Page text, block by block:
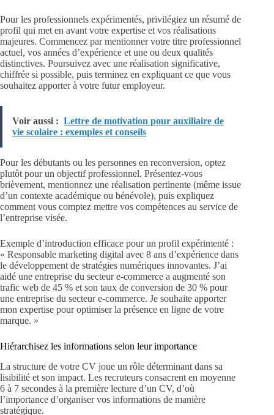
Pour les professionnels expérimentés, privilégiez un résumé de
profil qui met en avant votre expertise et vos réalisations
majeures. Commencez par mentionner votre titre professionnel
actuel, vos années d’expérience et une ou deux qualités
distinctives. Poursuivez avec une réalisation significative,
chiffrée si possible, puis terminez en expliquant ce que vous
souhaitez apporter à votre futur employeur.
Voir aussi : Lettre de motivation pour auxiliaire de
vie scolaire : exemples et conseils
Pour les débutants ou les personnes en reconversion, optez
plutôt pour un objectif professionnel. Présentez-vous
brièvement, mentionnez une réalisation pertinente (même issue
d’un contexte académique ou bénévole), puis expliquez
comment vous comptez mettre vos compétences au service de
l’entreprise visée.
Exemple d’introduction efficace pour un profil expérimenté :
« Responsable marketing digital avec 8 ans d’expérience dans
le développement de stratégies numériques innovantes. J’ai
aidé une entreprise du secteur e-commerce a augmenté son
trafic web de 45 % et son taux de conversion de 30 % pour
une entreprise du secteur e-commerce. Je souhaite apporter
mon expertise pour optimiser la présence en ligne de votre
marque. »
Hiérarchisez les informations selon leur importance
La structure de votre CV joue un rôle déterminant dans sa
lisibilité et son impact. Les recruteurs consacrent en moyenne
6 à 7 secondes à la première lecture d’un CV, d’où
l’importance d’organiser vos informations de manière
stratégique.